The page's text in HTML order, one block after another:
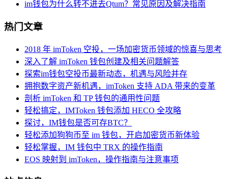
im钱包为什么转不进去Qtum？常见原因及解决指南
热门文章
2018 年 imToken 空投，一场加密货币领域的惊喜与思考
深入了解 imToken 钱包创建及相关问题解答
探索im钱包空投币最新动态，机遇与风险并存
拥抱数字资产新机遇，imToken 支持 ADA 带来的变革
剖析 imToken 和 TP 钱包的通用性问题
轻松搞定，IMToken 钱包添加 HECO 全攻略
探讨，IM钱包是否可存BTC？
轻松添加狗狗币至 im 钱包，开启加密货币新体验
轻松掌握，IM 钱包中 TRX 的操作指南
EOS 映射到 imToken，操作指南与注意事项